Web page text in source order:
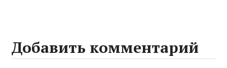
Добавить комментарий